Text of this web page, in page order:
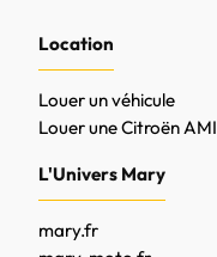
Location
Louer un véhicule
Louer une Citroën AMI
L'Univers Mary
mary.fr